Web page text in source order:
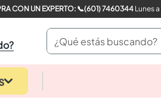
COMPRA CON UN EXPERTO: 📞(601) 7460344Lunes
¿Qué estás buscando?
closet